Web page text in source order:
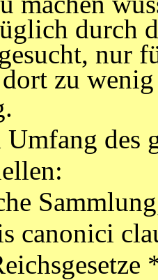
durch
nur
zu wenig
des
canonici